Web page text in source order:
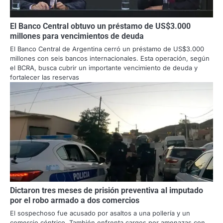
El Banco Central obtuvo un préstamo de US$3.000
millones para vencimientos de deuda
El Banco Central de Argentina cerró un préstamo de US$3.000
millones con seis bancos internacionales. Esta operación, según
el BCRA, busca cubrir un importante vencimiento de deuda y
fortalecer las reservas
Dictaron tres meses de prisión preventiva al imputado
por el robo armado a dos comercios
El sospechoso fue acusado por asaltos a una pollería y un